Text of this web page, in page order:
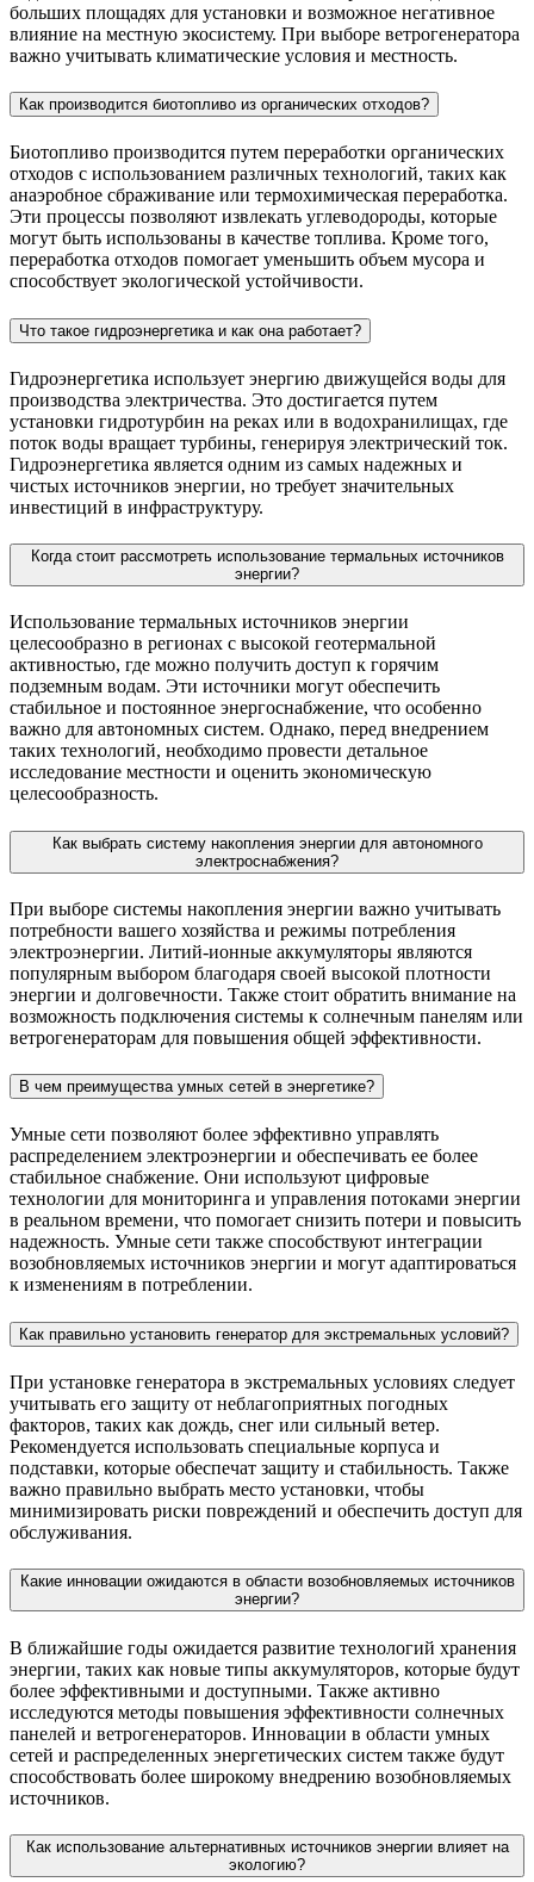
больших площадях для установки и возможное негативное
влияние на местную экосистему. При выборе ветрогенератора
важно учитывать климатические условия и местность.
Как производится биотопливо из органических отходов?
Биотопливо производится путем переработки органических
отходов с использованием различных технологий, таких как
анаэробное сбраживание или термохимическая переработка.
Эти процессы позволяют извлекать углеводороды, которые
могут быть использованы в качестве топлива. Кроме того,
переработка отходов помогает уменьшить объем мусора и
способствует экологической устойчивости.
Что такое гидроэнергетика и как она работает?
Гидроэнергетика использует энергию движущейся воды для
производства электричества. Это достигается путем
установки гидротурбин на реках или в водохранилищах, где
поток воды вращает турбины, генерируя электрический ток.
Гидроэнергетика является одним из самых надежных и
чистых источников энергии, но требует значительных
инвестиций в инфраструктуру.
Когда стоит рассмотреть использование термальных источников
энергии?
Использование термальных источников энергии
целесообразно в регионах с высокой геотермальной
активностью, где можно получить доступ к горячим
подземным водам. Эти источники могут обеспечить
стабильное и постоянное энергоснабжение, что особенно
важно для автономных систем. Однако, перед внедрением
таких технологий, необходимо провести детальное
исследование местности и оценить экономическую
целесообразность.
Как выбрать систему накопления энергии для автономного
электроснабжения?
При выборе системы накопления энергии важно учитывать
потребности вашего хозяйства и режимы потребления
электроэнергии. Литий-ионные аккумуляторы являются
популярным выбором благодаря своей высокой плотности
энергии и долговечности. Также стоит обратить внимание на
возможность подключения системы к солнечным панелям или
ветрогенераторам для повышения общей эффективности.
В чем преимущества умных сетей в энергетике?
Умные сети позволяют более эффективно управлять
распределением электроэнергии и обеспечивать ее более
стабильное снабжение. Они используют цифровые
технологии для мониторинга и управления потоками энергии
в реальном времени, что помогает снизить потери и повысить
надежность. Умные сети также способствуют интеграции
возобновляемых источников энергии и могут адаптироваться
к изменениям в потреблении.
Как правильно установить генератор для экстремальных условий?
При установке генератора в экстремальных условиях следует
учитывать его защиту от неблагоприятных погодных
факторов, таких как дождь, снег или сильный ветер.
Рекомендуется использовать специальные корпуса и
подставки, которые обеспечат защиту и стабильность. Также
важно правильно выбрать место установки, чтобы
минимизировать риски повреждений и обеспечить доступ для
обслуживания.
Какие инновации ожидаются в области возобновляемых источников
энергии?
В ближайшие годы ожидается развитие технологий хранения
энергии, таких как новые типы аккумуляторов, которые будут
более эффективными и доступными. Также активно
исследуются методы повышения эффективности солнечных
панелей и ветрогенераторов. Инновации в области умных
сетей и распределенных энергетических систем также будут
способствовать более широкому внедрению возобновляемых
источников.
Как использование альтернативных источников энергии влияет на
экологию?